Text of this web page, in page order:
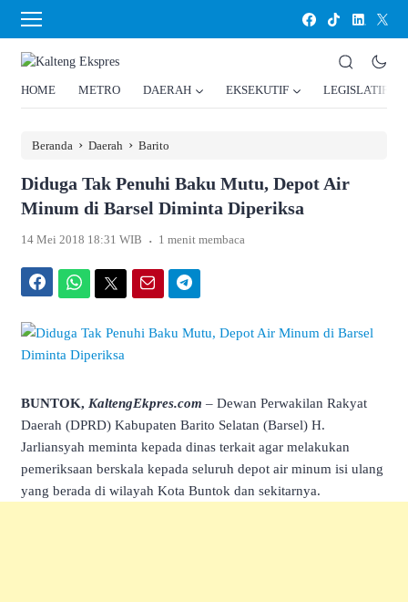
HOME METRO DAERAH EKSEKUTIF LEGISLATIF
Beranda › Daerah › Barito
Diduga Tak Penuhi Baku Mutu, Depot Air
Minum di Barsel Diminta Diperiksa
14 Mei 2018 18:31 WIB . 1 menit membaca
BUNTOK, KaltengEkpres.com – Dewan Perwakilan Rakyat
Daerah (DPRD) Kabupaten Barito Selatan (Barsel) H.
Jarliansyah meminta kepada dinas terkait agar melakukan
pemeriksaan berskala kepada seluruh depot air minum isi ulang
yang berada di wilayah Kota Buntok dan sekitarnya.